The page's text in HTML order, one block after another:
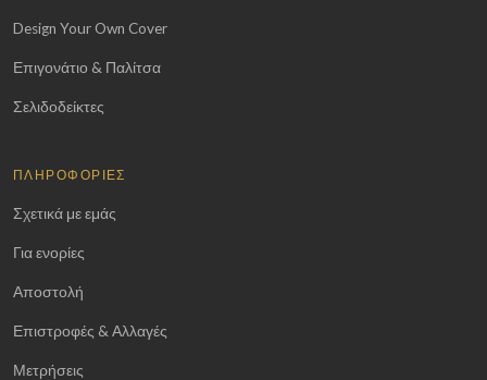
Design Your Own Cover
Επιγονάτιο & Παλίτσα
Σελιδοδείκτες
ΠΛΗΡΟΦΟΡΊΕΣ
Σχετικά με εμάς
Για ενορίες
Αποστολή
Επιστροφές & Αλλαγές
Μετρήσεις